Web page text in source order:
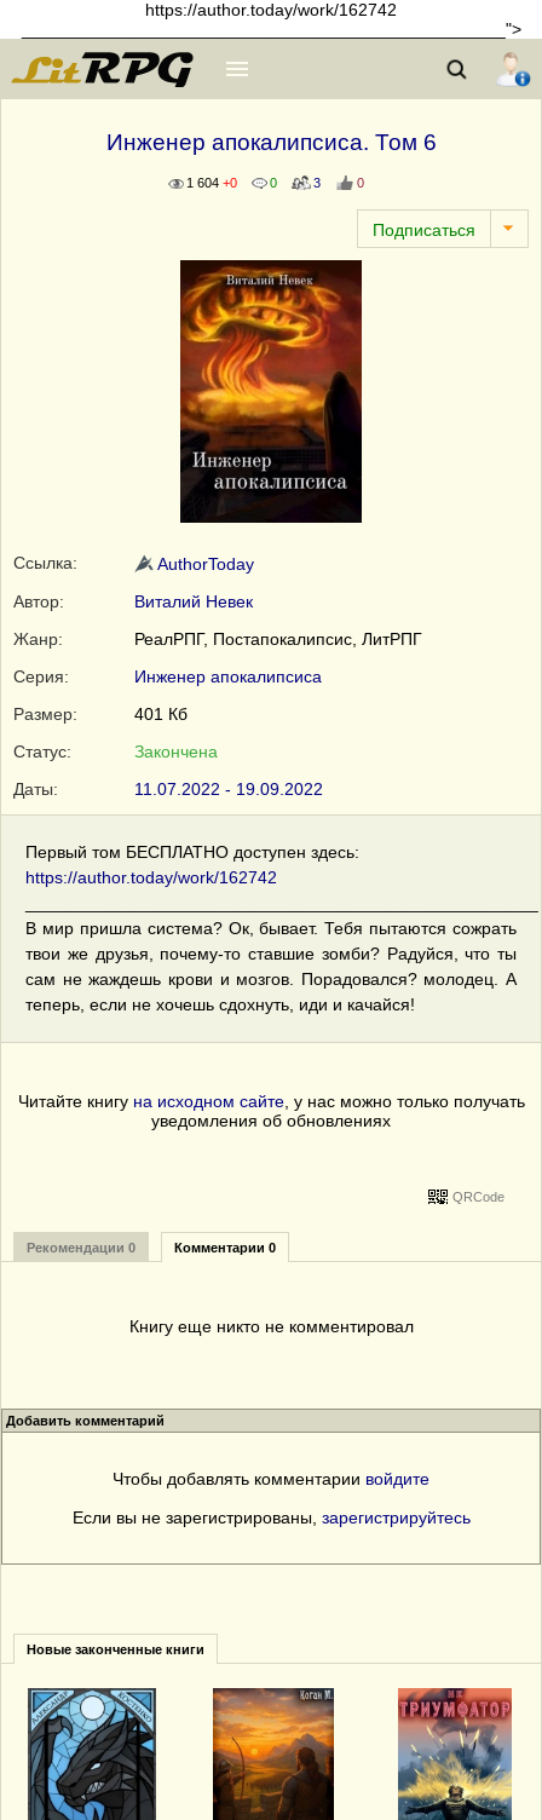
https://author.today/work/162742
__________________________________________________">
Инженер апокалипсиса. Том 6
1 604 +0 0 3 0
Ссылка:
AuthorToday
Автор:
Виталий Невек
Жанр:
РеалРПГ, Постапокалипсис, ЛитРПГ
Серия:
Инженер апокалипсиса
Размер:
401 Кб
Статус:
Закончена
Даты:
11.07.2022 - 19.09.2022
Первый том БЕСПЛАТНО доступен здесь:
https://author.today/work/162742
В мир пришла система? Ок, бывает. Тебя пытаются сожрать
твои же друзья, почему-то ставшие зомби? Радуйся, что ты
сам не жаждешь крови и мозгов. Порадовался? молодец. А
теперь, если не хочешь сдохнуть, иди и качайся!
Читайте книгу на исходном сайте, у нас можно только получать
уведомления об обновлениях
QRCode
Рекомендации 0 Комментарии 0
Книгу еще никто не комментировал
Добавить комментарий
Чтобы добавлять комментарии войдите
Если вы не зарегистрированы, зарегистрируйтесь
Новые законченные книги